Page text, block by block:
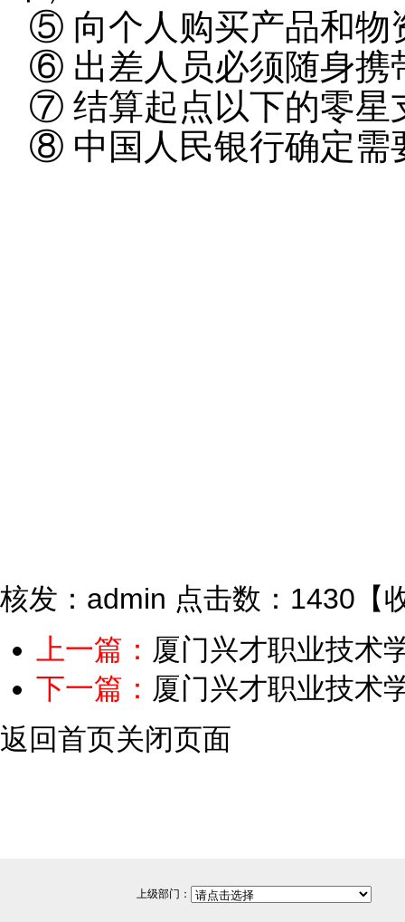
⑤ 向个人购买产品和物
⑥ 出差人员必须随身携
⑦ 结算起点以下的零星
⑧ 中国人民银行确定需
核发：admin 点击数：1430 【
上一篇： 厦门兴才职业技术
下一篇： 厦门兴才职业技术
返回首页关闭页面
上级部门：